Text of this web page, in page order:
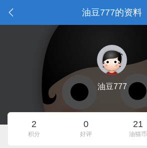
油豆777的资料
油豆777
2
积分
0
好评
21
油猫币